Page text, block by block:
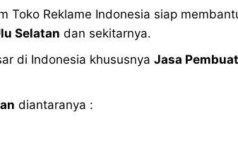
Toko Reklame Indonesia siap
Selatan dan sekitarnya.
di Indonesia khususnya Jasa
diantaranya :